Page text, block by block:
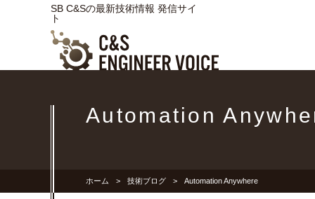
SB C&Sの最新技術情報 発信サイ
ト
Automation
ホーム 技術ブログ Automation Anywhere